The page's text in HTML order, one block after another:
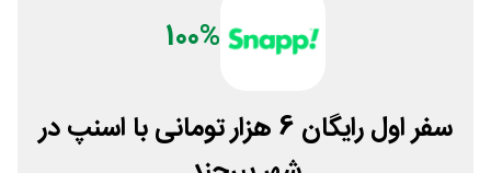
100%
سفر اول رایگان 6 هزار تومانی با اسنپ در